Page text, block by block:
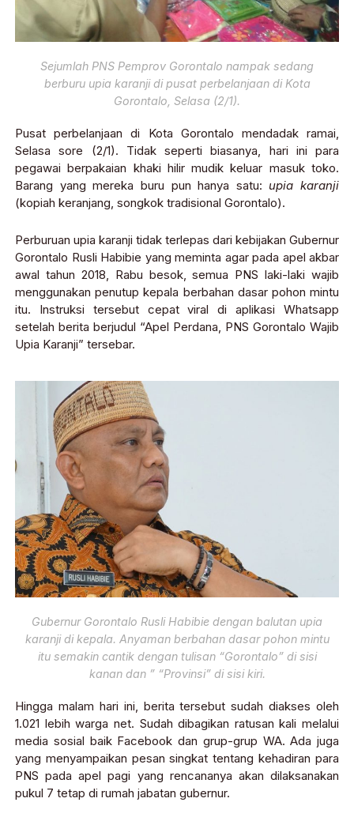
Sejumlah PNS Pemprov Gorontalo nampak sedang
berburu upia karanji di pusat perbelanjaan di Kota
Gorontalo, Selasa (2/1).
Pusat perbelanjaan di Kota Gorontalo mendadak ramai,
Selasa sore (2/1). Tidak seperti biasanya, hari ini para
pegawai berpakaian khaki hilir mudik keluar masuk toko.
Barang yang mereka buru pun hanya satu: upia karanji
(kopiah keranjang, songkok tradisional Gorontalo).
Perburuan upia karanji tidak terlepas dari kebijakan Gubernur
Gorontalo Rusli Habibie yang meminta agar pada apel akbar
awal tahun 2018, Rabu besok, semua PNS laki-laki wajib
menggunakan penutup kepala berbahan dasar pohon mintu
itu. Instruksi tersebut cepat viral di aplikasi Whatsapp
setelah berita berjudul “Apel Perdana, PNS Gorontalo Wajib
Upia Karanji” tersebar.
Gubernur Gorontalo Rusli Habibie dengan balutan upia
karanji di kepala. Anyaman berbahan dasar pohon mintu
itu semakin cantik dengan tulisan “Gorontalo” di sisi
kanan dan ” “Provinsi” di sisi kiri.
Hingga malam hari ini, berita tersebut sudah diakses oleh
1.021 lebih warga net. Sudah dibagikan ratusan kali melalui
media sosial baik Facebook dan grup-grup WA. Ada juga
yang menyampaikan pesan singkat tentang kehadiran para
PNS pada apel pagi yang rencananya akan dilaksanakan
pukul 7 tetap di rumah jabatan gubernur.